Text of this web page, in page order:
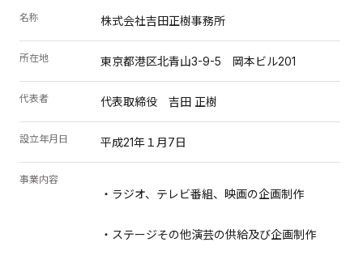
名称 株式会社吉田正樹事務所
所在地 東京都港区北青山3-9-5 岡本ビル201
代表者 代表取締役 吉田 正樹
設立年月日 平成21年１月7日
事業内容
・ラジオ、テレビ番組、映画の企画制作
・ステージその他演芸の供給及び企画制作